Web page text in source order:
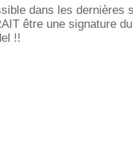
dans les dernières
être une signature
!!